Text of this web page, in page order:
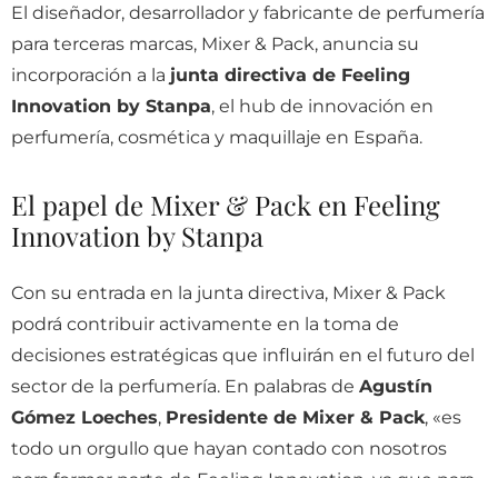
El diseñador, desarrollador y fabricante de perfumería
para terceras marcas, Mixer & Pack, anuncia su
incorporación a la junta directiva de Feeling
Innovation by Stanpa, el hub de innovación en
perfumería, cosmética y maquillaje en España.
El papel de Mixer & Pack en Feeling
Innovation by Stanpa
Con su entrada en la junta directiva, Mixer & Pack
podrá contribuir activamente en la toma de
decisiones estratégicas que influirán en el futuro del
sector de la perfumería. En palabras de Agustín
Gómez Loeches, Presidente de Mixer & Pack, «es
todo un orgullo que hayan contado con nosotros